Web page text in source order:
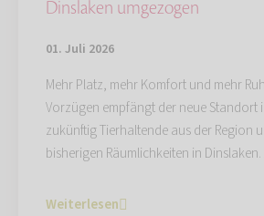
Dinslaken umgezogen
01. Juli 2026
Mehr Platz, mehr Komfort und mehr
Vorzügen empfängt der neue Standort
zukünftig Tierhaltende aus der Region
bisherigen Räumlichkeiten in
Weiterlesen